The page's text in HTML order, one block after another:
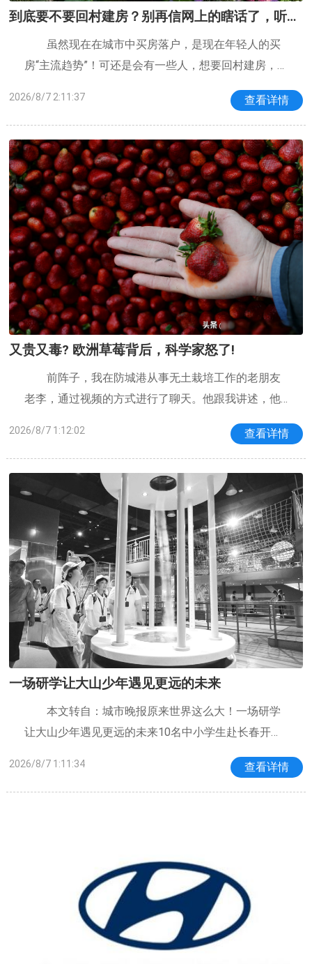
到底要不要回村建房？别再信网上的瞎话了，听听
过来人的心里话！
虽然现在在城市中买房落户，是现在年轻人的买
房“主流趋势”！可还是会有一些人，想要回村建房，想
叶归根”。但回村建房，能够满足日常的生活吗？能够
满足自己的梦想吗？能够让自己拥
2026/8/7 2:11:37 查看详情
又贵又毒? 欧洲草莓背后，科学家怒了!
前阵子，我在防城港从事无土栽培工作的老朋友
老李，通过视频的方式进行了聊天。他跟我讲述，他
得提前进行预定。随后，他把话题一转，把一则新闻
内容展示给我看：欧洲那边的超市里，草莓
2026/8/7 1:12:02 查看详情
一场研学让大山少年遇见更远的未来
本文转自：城市晚报原来世界这么大！一场研学
让大山少年遇见更远的未来10名中小学生赴长春开启
一次走出大山来到长春，中行的大楼和金融知识，真
的让我大开眼界。”“读万卷书不如行万
2026/8/7 1:11:34 查看详情